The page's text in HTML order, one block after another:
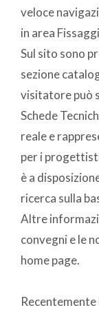
veloce
in area
Sul sito sono
sezione
visitatore può
Schede
reale e
per i
è a
ricerca sulla
Altre
convegni e le
home page.